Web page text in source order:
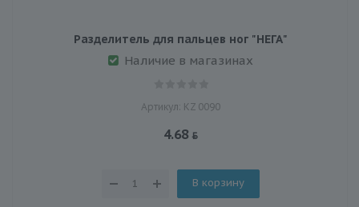
Разделитель для пальцев ног "НЕГА"
Наличие в магазинах
Артикул: KZ 0090
4.68
В корзину